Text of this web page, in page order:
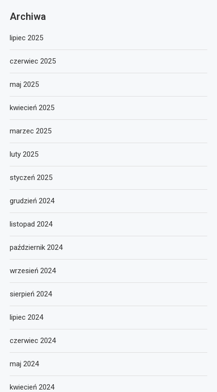
Archiwa
lipiec 2025
czerwiec 2025
maj 2025
kwiecień 2025
marzec 2025
luty 2025
styczeń 2025
grudzień 2024
listopad 2024
październik 2024
wrzesień 2024
sierpień 2024
lipiec 2024
czerwiec 2024
maj 2024
kwiecień 2024